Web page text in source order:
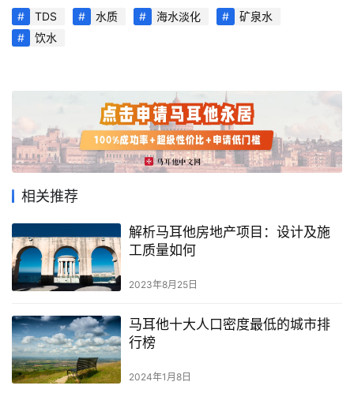
首
页
旅
游
攻
生
活
指
TDS 水质 海水淡化
矿泉水
饮水
相关推荐
解析马耳他房地产项目：设计及施
工质量如何
2023年8月25日
马耳他十大人口密度最低的城市排
行榜
2024年1月8日